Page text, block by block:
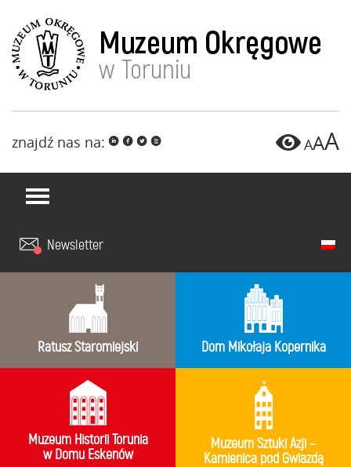
AAA
znajdź nas na: i f l x
Newsletter
Ratusz Staromiejski Dom Mikołaja Kopernika
Muzeum Historii Torunia
w Domu Eskenów
Muzeum Sztuki Azji –
Kamienica pod Gwiazdą